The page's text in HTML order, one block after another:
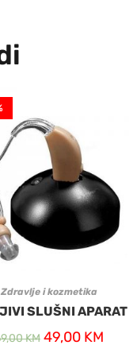
Zdravlje i kozmetika
SLUŠNI APARAT
KM 49,00 KM